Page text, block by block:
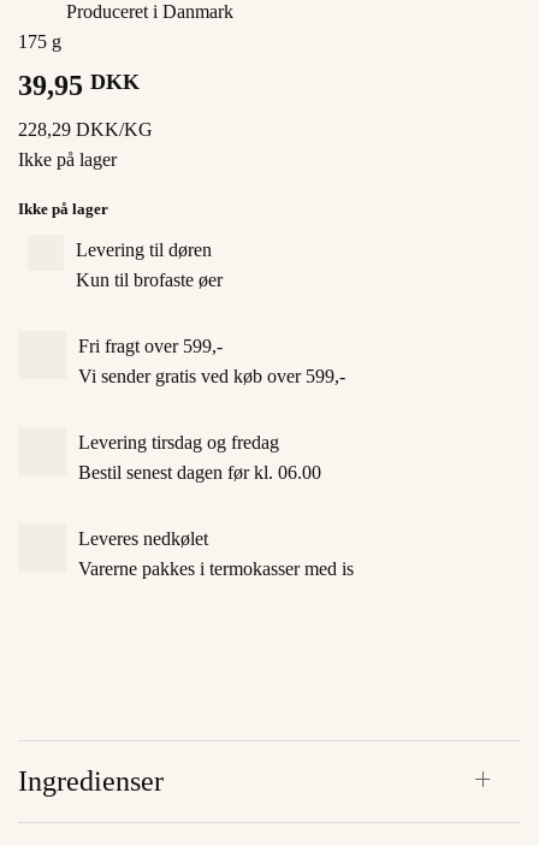
Produceret i Danmark
175 g
39,95 DKK
228,29 DKK/KG
Ikke på lager
Ikke på lager
Levering til døren
Kun til brofaste øer
Fri fragt over 599,-
Vi sender gratis ved køb over 599,-
Levering tirsdag og fredag
Bestil senest dagen før kl. 06.00
Leveres nedkølet
Varerne pakkes i termokasser med is
Ingredienser